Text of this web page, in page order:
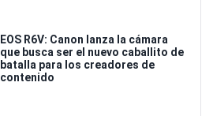
EOS R6V: Canon lanza la cámara
que busca ser el nuevo caballito de
batalla para los creadores de
contenido